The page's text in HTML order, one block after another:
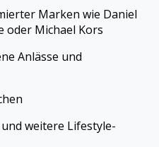
Marken wie Daniel
oder Michael Kors
Anlässe und
weitere Lifestyle-